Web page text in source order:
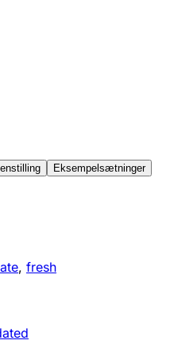
Eksempelsætninger
, fresh